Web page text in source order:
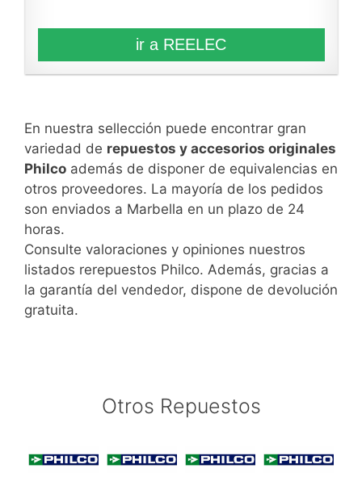
ir a REELEC
En nuestra sellección puede encontrar gran
variedad de repuestos y accesorios originales
Philco además de disponer de equivalencias en
otros proveedores. La mayoría de los pedidos
son enviados a Marbella en un plazo de 24
horas.
Consulte valoraciones y opiniones nuestros
listados rerepuestos Philco. Además, gracias a
la garantía del vendedor, dispone de devolución
gratuita.
Otros Repuestos